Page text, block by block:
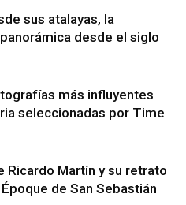
sus atalayas, la
desde el siglo
más influyentes
seleccionadas por Time
Ricardo Martín y su retrato
de San Sebastián